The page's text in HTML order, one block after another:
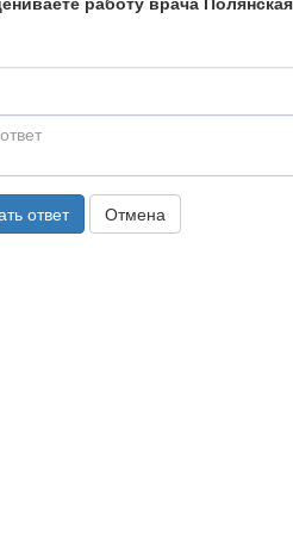
ответ Отмена